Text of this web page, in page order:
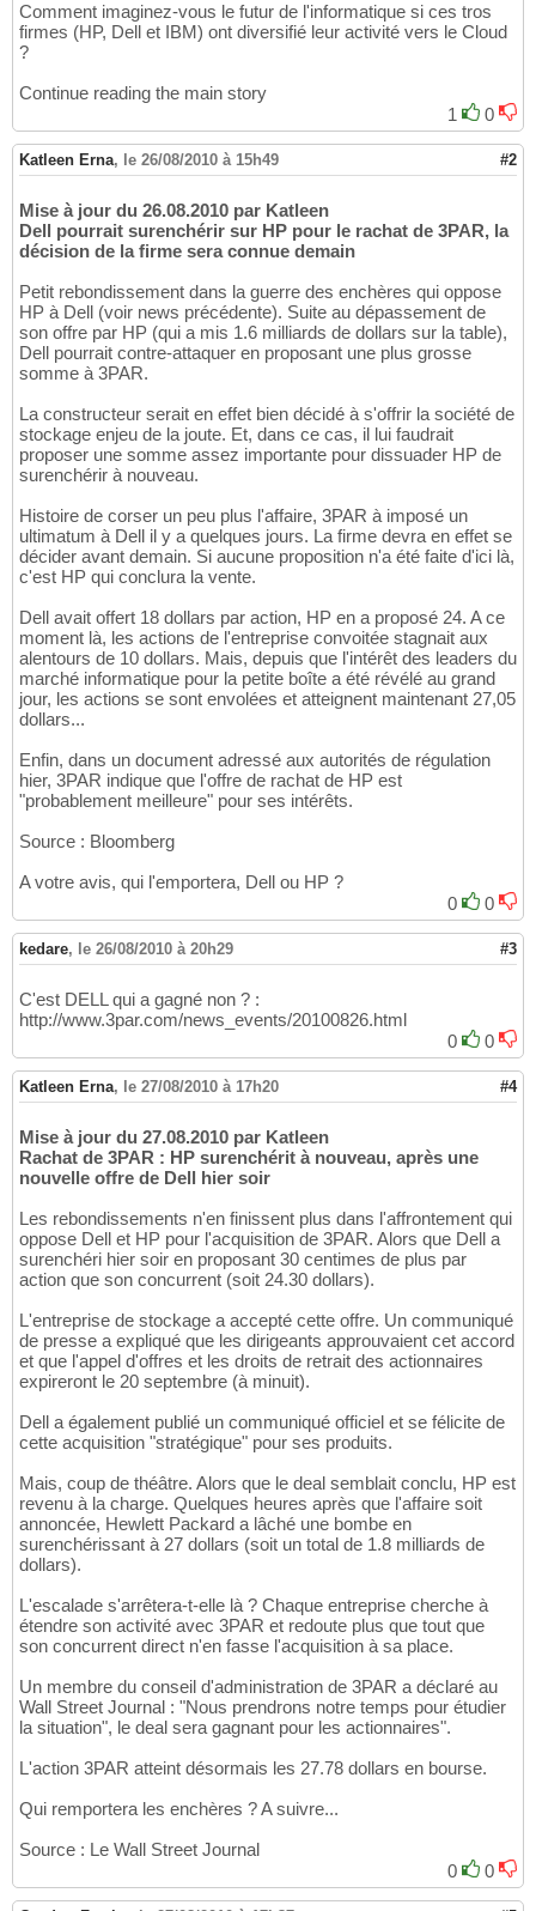
Comment imaginez-vous le futur de l'informatique si ces tros
firmes (HP, Dell et IBM) ont diversifié leur activité vers le Cloud
?
Continue reading the main story
1
0
Katleen Erna, le 26/08/2010 à 15h49 #2
Mise à jour du 26.08.2010 par Katleen
Dell pourrait surenchérir sur HP pour le rachat de 3PAR, la
décision de la firme sera connue demain
Petit rebondissement dans la guerre des enchères qui oppose
HP à Dell (voir news précédente). Suite au dépassement de
son offre par HP (qui a mis 1.6 milliards de dollars sur la table),
Dell pourrait contre-attaquer en proposant une plus grosse
somme à 3PAR.
La constructeur serait en effet bien décidé à s'offrir la société de
stockage enjeu de la joute. Et, dans ce cas, il lui faudrait
proposer une somme assez importante pour dissuader HP de
surenchérir à nouveau.
Histoire de corser un peu plus l'affaire, 3PAR à imposé un
ultimatum à Dell il y a quelques jours. La firme devra en effet se
décider avant demain. Si aucune proposition n'a été faite d'ici là,
c'est HP qui conclura la vente.
Dell avait offert 18 dollars par action, HP en a proposé 24. A ce
moment là, les actions de l'entreprise convoitée stagnait aux
alentours de 10 dollars. Mais, depuis que l'intérêt des leaders du
marché informatique pour la petite boîte a été révélé au grand
jour, les actions se sont envolées et atteignent maintenant 27,05
dollars...
Enfin, dans un document adressé aux autorités de régulation
hier, 3PAR indique que l'offre de rachat de HP est
"probablement meilleure" pour ses intérêts.
Source : Bloomberg
A votre avis, qui l'emportera, Dell ou HP ?
0
0
kedare, le 26/08/2010 à 20h29 #3
C'est DELL qui a gagné non ? :
http://www.3par.com/news_events/20100826.html
0
0
Katleen Erna, le 27/08/2010 à 17h20 #4
Mise à jour du 27.08.2010 par Katleen
Rachat de 3PAR : HP surenchérit à nouveau, après une
nouvelle offre de Dell hier soir
Les rebondissements n'en finissent plus dans l'affrontement qui
oppose Dell et HP pour l'acquisition de 3PAR. Alors que Dell a
surenchéri hier soir en proposant 30 centimes de plus par
action que son concurrent (soit 24.30 dollars).
L'entreprise de stockage a accepté cette offre. Un communiqué
de presse a expliqué que les dirigeants approuvaient cet accord
et que l'appel d'offres et les droits de retrait des actionnaires
expireront le 20 septembre (à minuit).
Dell a également publié un communiqué officiel et se félicite de
cette acquisition "stratégique" pour ses produits.
Mais, coup de théâtre. Alors que le deal semblait conclu, HP est
revenu à la charge. Quelques heures après que l'affaire soit
annoncée, Hewlett Packard a lâché une bombe en
surenchérissant à 27 dollars (soit un total de 1.8 milliards de
dollars).
L'escalade s'arrêtera-t-elle là ? Chaque entreprise cherche à
étendre son activité avec 3PAR et redoute plus que tout que
son concurrent direct n'en fasse l'acquisition à sa place.
Un membre du conseil d'administration de 3PAR a déclaré au
Wall Street Journal : "Nous prendrons notre temps pour étudier
la situation", le deal sera gagnant pour les actionnaires".
L'action 3PAR atteint désormais les 27.78 dollars en bourse.
Qui remportera les enchères ? A suivre...
Source : Le Wall Street Journal
0
0